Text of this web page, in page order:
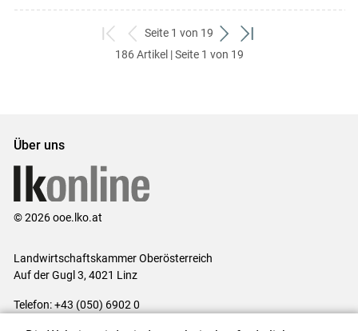
zum
ersten
zurück
zum
Seite 1 von 19
weiter
zum
zum
186 Artikel | Seite 1 von 19
Über uns
© 2026 ooe.lko.at
Landwirtschaftskammer Oberösterreich
Auf der Gugl 3, 4021 Linz
Telefon: +43 (050) 6902 0